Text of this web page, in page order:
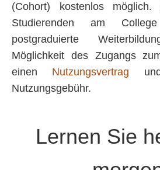
(Cohort) kostenlos
Studierenden am
postgraduierte
Möglichkeit des Zugangs
einen Nutzungsvertrag
Nutzungsgebühr.
Lernen Sie